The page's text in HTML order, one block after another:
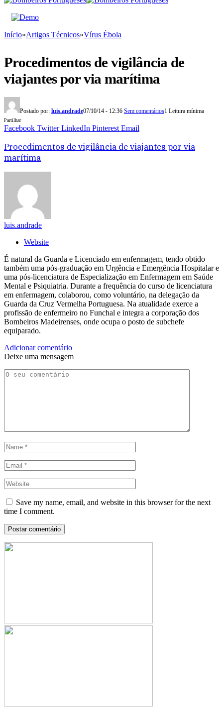
Início»Artigos Técnicos»Vírus Ébola
Procedimentos de vigilância de
viajantes por via marítima
Postado por: luis.andrade07/10/14 - 12:36 Sem comentários1 Leitura mínima
Partilhar
Facebook Twitter LinkedIn Pinterest Email
Procedimentos de vigilância de viajantes por via
marítima
luis.andrade
Website
É natural da Guarda e Licenciado em enfermagem, tendo obtido
também uma pós-graduação em Urgência e Emergência Hospitalar e
uma pós-licenciatura de Especialização em Enfermagem em Saúde
Mental e Psiquiatria. Durante a frequência do curso de licenciatura
em enfermagem, colaborou, como voluntário, na delegação da
Guarda da Cruz Vermelha Portuguesa. Na atualidade exerce a
profissão de enfermeiro no Funchal e integra a corporação dos
Bombeiros Madeirenses, onde ocupa o posto de subchefe
equiparado.
Adicionar comentário
Deixe uma mensagem
Save my name, email, and website in this browser for the next
time I comment.